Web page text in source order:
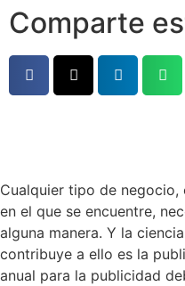
Comparte
Cualquier tipo de
en el que se encuentre,
alguna manera. Y la
contribuye a ello es la
anual para la publicidad